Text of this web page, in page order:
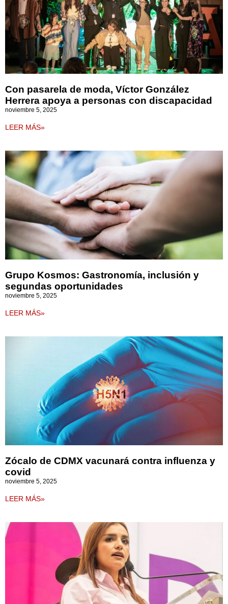
Con pasarela de moda, Víctor González
Herrera apoya a personas con discapacidad
noviembre 5, 2025
LEER MÁS»
Grupo Kosmos: Gastronomía, inclusión y
segundas oportunidades
noviembre 5, 2025
LEER MÁS»
Zócalo de CDMX vacunará contra influenza y
covid
noviembre 5, 2025
LEER MÁS»